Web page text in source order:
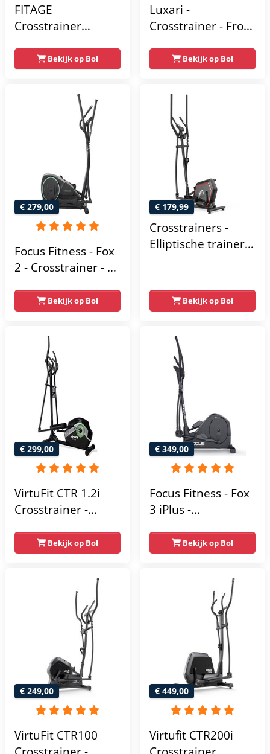
FITAGE
Crosstrainer
Crosstrainers met
Bluetooth Kinomap
& Zwift - Fitness
Trainer met 24
trainingsprogramma’s
- Nauwkeurige
Hartslagmeter
Bekijk op Bol
Luxari -
Crosstrainer - Front
hartslagfunctie en
tablethouder -
Elliptische Trainer -
Crosstrainer
Fitness
Bekijk op Bol
€ 279,00
Focus Fitness - Fox
2 - Crosstrainer - 16
Weerstandsniveaus
Bekijk op Bol
€ 179,99
Crosstrainers -
Elliptische trainer
- Magnetische
weerstand met 16
scherm - Zwart
Bekijk op Bol
€ 299,00
VirtuFit CTR 1.2i
Crosstrainer -
Programma's -
Bluetooth -
Bekijk op Bol
€ 349,00
Focus Fitness - Fox
3 iPlus -
Hartslagsensoren -
24
Weerstandsniveaus
Bekijk op Bol
€ 249,00
VirtuFit CTR100
€ 449,00
Virtufit CTR200i